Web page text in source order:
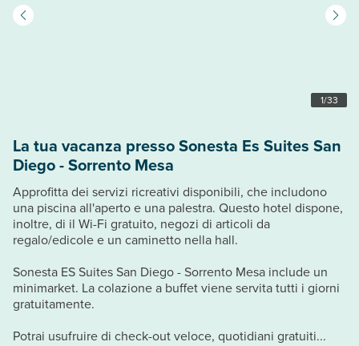
1/33
La tua vacanza presso Sonesta Es Suites San
Diego - Sorrento Mesa
Approfitta dei servizi ricreativi disponibili, che includono
una piscina all'aperto e una palestra. Questo hotel dispone,
inoltre, di il Wi-Fi gratuito, negozi di articoli da
regalo/edicole e un caminetto nella hall.
Sonesta ES Suites San Diego - Sorrento Mesa include un
minimarket. La colazione a buffet viene servita tutti i giorni
gratuitamente.
Potrai usufruire di check-out veloce, quotidiani gratuiti...